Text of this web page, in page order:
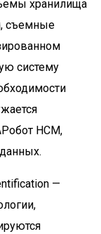
хранилища
съемные
систему
НСМ,
—